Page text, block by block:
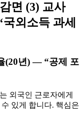
면 (3) 교사
외소득 과세
(20년) — “공제 포
외국인 근로자에게
수 있게 합니다. 핵심은